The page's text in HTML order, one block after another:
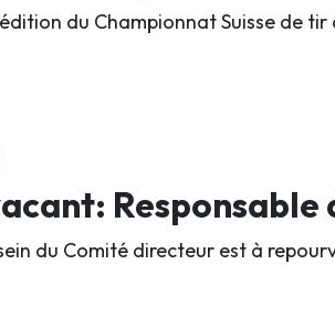
du Championnat Suisse de
du Comité directeur est à